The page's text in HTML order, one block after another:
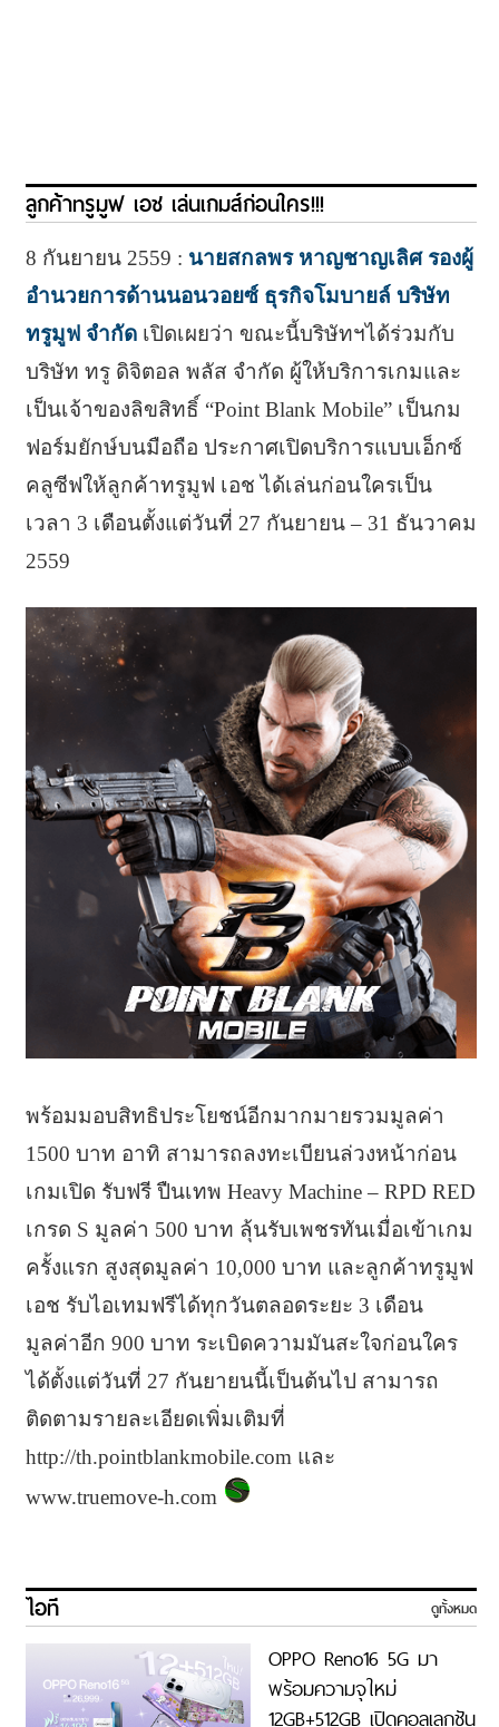
ลูกค้าทรูมูฟ เอช เล่นเกมส์ก่อนใคร!!!
8 กันยายน 2559 : นายสกลพร หาญชาญเลิศ รองผู้
อำนวยการด้านนอนวอยซ์ ธุรกิจโมบายล์ บริษัท
ทรูมูฟ จำกัดเปิดเผยว่า ขณะนี้บริษัทฯได้ร่วมกับ
บริษัท ทรู ดิจิตอล พลัส จำกัด ผู้ให้บริการเกมและ
เป็นเจ้าของลิขสิทธิ์ “Point Blank Mobile” เป็นกม
ฟอร์มยักษ์บนมือถือ ประกาศเปิดบริการแบบเอ็กซ์
คลูซีฟให้ลูกค้าทรูมูฟ เอช ได้เล่นก่อนใครเป็น
เวลา 3 เดือนตั้งแต่วันที่ 27 กันยายน – 31 ธันวาคม
2559
พร้อมมอบสิทธิประโยชน์อีกมากมายรวมมูลค่า
1500 บาท อาทิ สามารถลงทะเบียนล่วงหน้าก่อน
เกมเปิด รับฟรี ปืนเทพ Heavy Machine – RPD RED
เกรด S มูลค่า 500 บาท ลุ้นรับเพชรทันเมื่อเข้าเกม
ครั้งแรก สูงสุดมูลค่า 10,000 บาท และลูกค้าทรูมูฟ
เอช รับไอเทมฟรีได้ทุกวันตลอดระยะ 3 เดือน
มูลค่าอีก 900 บาท ระเบิดความมันสะใจก่อนใคร
ได้ตั้งแต่วันที่ 27 กันยายนนี้เป็นต้นไป สามารถ
ติดตามรายละเอียดเพิ่มเติมที่
http://th.pointblankmobile.com และ
www.truemove-h.com
ไอที ดูทั้งหมด
OPPO Reno16 5G มา
พร้อมความจุใหม่
12GB+512GB เปิดคอลเลกชัน